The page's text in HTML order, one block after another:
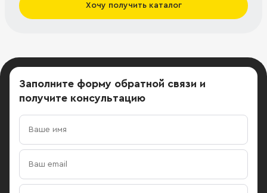
Хочу получить каталог
Заполните форму обратной связи и
получите консультацию